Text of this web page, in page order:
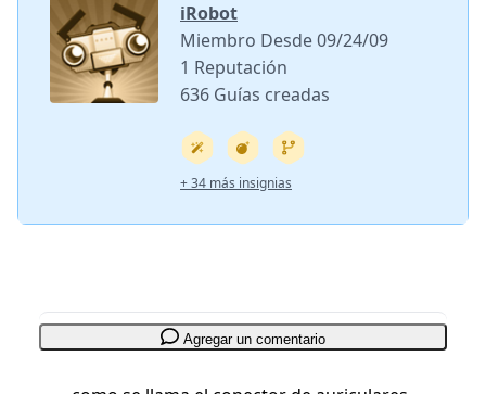
iRobot
Miembro Desde 09/24/09
1 Reputación
636 Guías creadas
+ 34 más insignias
Agregar un comentario